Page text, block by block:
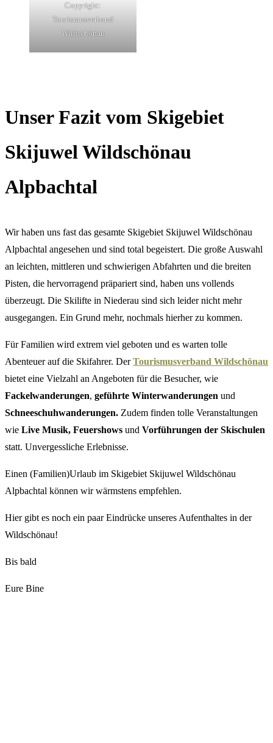
Copyright:
Tourismusverband
Wildschönau
Unser Fazit vom Skigebiet
Skijuwel Wildschönau
Alpbachtal
Wir haben uns fast das gesamte Skigebiet Skijuwel Wildschönau
Alpbachtal angesehen und sind total begeistert. Die große Auswahl
an leichten, mittleren und schwierigen Abfahrten und die breiten
Pisten, die hervorragend präpariert sind, haben uns vollends
überzeugt. Die Skilifte in Niederau sind sich leider nicht mehr
ausgegangen. Ein Grund mehr, nochmals hierher zu kommen.
Für Familien wird extrem viel geboten und es warten tolle
Abenteuer auf die Skifahrer. DerTourismusverband Wildschönau
bietet eine Vielzahl an Angeboten für die Besucher, wie
Fackelwanderungen, geführte Winterwanderungen und
Schneeschuhwanderungen. Zudem finden tolle Veranstaltungen
wie Live Musik, Feuershows und Vorführungen der Skischulen
statt. Unvergessliche Erlebnisse.
Einen (Familien)Urlaub im Skigebiet Skijuwel Wildschönau
Alpbachtal können wir wärmstens empfehlen.
Hier gibt es noch ein paar Eindrücke unseres Aufenthaltes in der
Wildschönau!
Bis bald
Eure Bine